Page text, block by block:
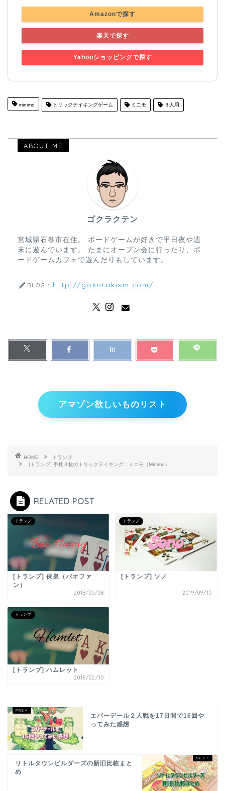
Amazonで探す
楽天で探す
Yahooショッピングで探す
minimo トリックテイキングゲーム ミニモ ３人用
ABOUT ME
ゴクラクテン
宮城県石巻市在住。 ボードゲームが好きで平日夜や週
末に遊んでいます。 たまにオープン会に行ったり、ボ
ードゲームカフェで遊んだりもしています。
BLOG： http://gokurakism.com/
アマゾン欲しいものリスト
HOME
トランプ
[トランプ] 手札３枚のトリックテイキング：ミニモ（Minimo）
RELATED POST
トランプ
[トランプ] 保皇（バオファ
ン）
2018/05/08
トランプ
[トランプ] ソノ
2019/09/15
トランプ
[トランプ] ハムレット
2018/02/10
エバーデール２人戦を17日間で16回や
ってみた感想
リトルタウンビルダーズの新旧比較まと
め